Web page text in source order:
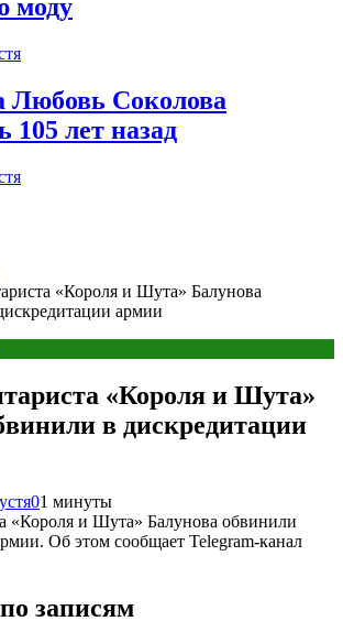
моду
Любовь Соколова
105 лет назад
«Короля и Шута» Балунова
армии
«Короля и Шута»
в дискредитации
01 минуты
«Короля и Шута» Балунова обвинили
Об этом сообщает Telegram-канал
записям